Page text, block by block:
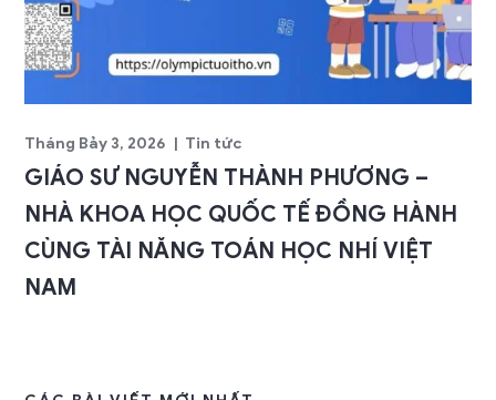
Tháng Bảy 3, 2026 Tin tức
GIÁO SƯ NGUYỄN THÀNH PHƯƠNG –
NHÀ KHOA HỌC QUỐC TẾ ĐỒNG HÀNH
CÙNG TÀI NĂNG TOÁN HỌC NHÍ VIỆT
NAM